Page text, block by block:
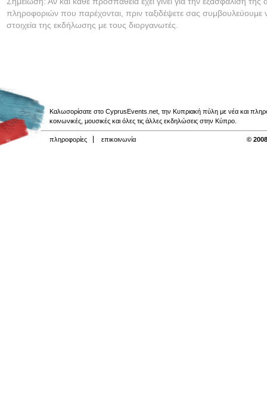
πληροφοριών που παρέχονται, πριν ταξιδέψετε σας συμβουλεύουμε
στοιχεία της εκδήλωσης με τους διοργανωτές.
Καλωσορίσατε στο CyprusEvents.net, την Κυπριακή πύλη με νέα και
κοινωνικές, μουσικές και όλες τις άλλες εκδηλώσεις στην Κύπρο.
πληροφορίες επικοινωνία ©